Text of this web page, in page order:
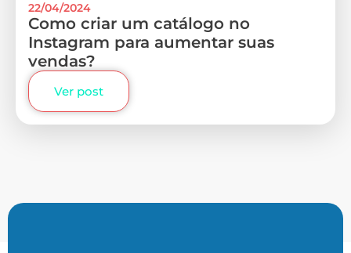
22/04/2024
Como criar um catálogo no
Instagram para aumentar suas
vendas?
Ver post